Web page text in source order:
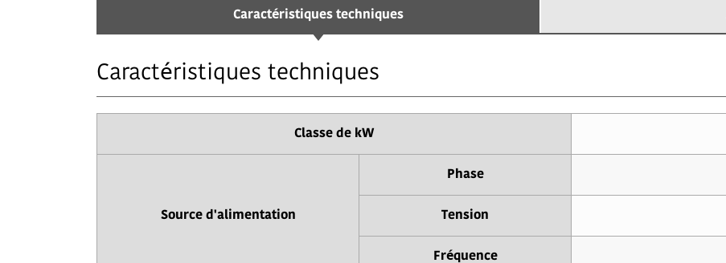
Caractéristiques techniques
Caractéristiques techniques
Classe de kW
Source d'alimentation
Phase
Tension
Fréquence